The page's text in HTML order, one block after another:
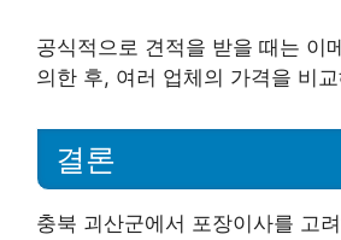
공식적으로 견적을 받을 때는 이
의한 후, 여러 업체의 가격을 비
결론
충북 괴산군에서 포장이사를 고